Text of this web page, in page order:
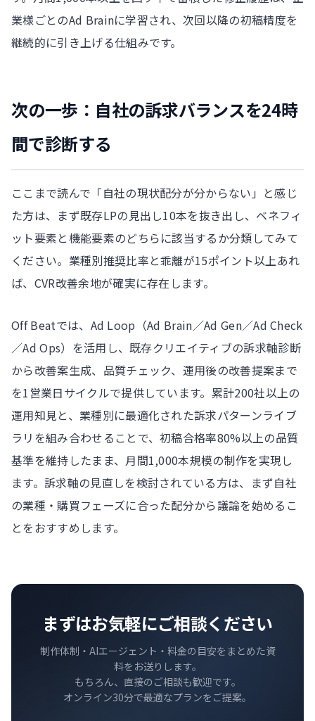
業様ごとのAd Brainに学習され、次回以降の初稿精度を
継続的に引き上げる仕組みです。
次の一歩：自社の訴求バランスを24時
間で診断する
ここまで読んで「自社の現状配分が分からない」と感じ
た方は、まず既存LPの見出し10本を抜き出し、ベネフィ
ット要素と機能要素のどちらに該当するか分類してみて
ください。業種別推奨比率と乖離が15ポイント以上あれ
ば、CVR改善余地が確実に存在します。
Off Beatでは、Ad Loop（Ad Brain／Ad Gen／Ad Check
／Ad Ops）を活用し、既存クリエイティブの訴求軸診断
から改善案生成、品質チェック、運用後の改善提案まで
を1営業日サイクルで提供しています。累計200社以上の
運用知見と、業種別に最適化された訴求パターンライブ
ラリを組み合わせることで、初稿合格率80%以上の品質
基準を維持したまま、月間1,000本規模の制作を実現し
ます。訴求軸の見直しを検討されている方は、まず自社
の業種・購買フェーズに合った配分から議論を始めるこ
とをおすすめします。
まずはお気軽にご相談ください
制作体制・AIエージェント・料金の目安をまとめた資
料をお送りします。
もちろん、直接のご相談も歓迎です。
オンライン30分で最適なプランをご提案。